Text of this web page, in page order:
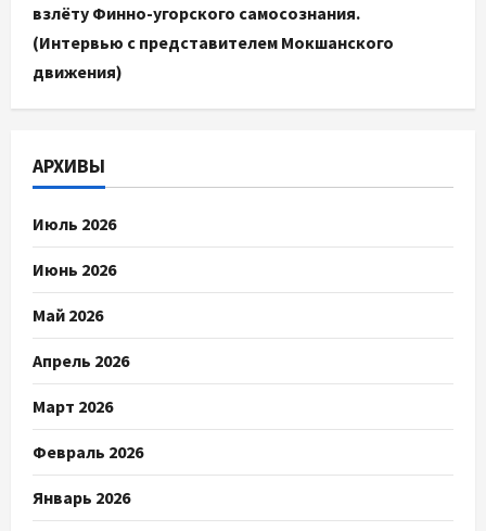
взлёту Финно-угорского самосознания.
(Интервью с представителем Мокшанского
движения)
АРХИВЫ
Июль 2026
Июнь 2026
Май 2026
Апрель 2026
Март 2026
Февраль 2026
Январь 2026